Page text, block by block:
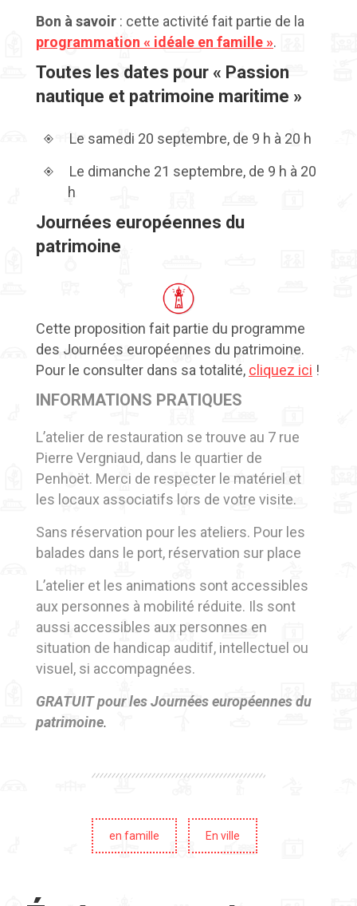
Bon à savoir : cette activité fait partie de la
programmation « idéale en famille ».
Toutes les dates pour « Passion
nautique et patrimoine maritime »
Le samedi 20 septembre, de 9 h à 20 h
Le dimanche 21 septembre, de 9 h à 20
h
Journées européennes du
patrimoine
Cette proposition fait partie du programme
des Journées européennes du patrimoine.
Pour le consulter dans sa totalité, cliquez ici !
INFORMATIONS PRATIQUES
L’atelier de restauration se trouve au 7 rue
Pierre Vergniaud, dans le quartier de
Penhoët. Merci de respecter le matériel et
les locaux associatifs lors de votre visite.
Sans réservation pour les ateliers. Pour les
balades dans le port, réservation sur place
L’atelier et les animations sont accessibles
aux personnes à mobilité réduite. Ils sont
aussi accessibles aux personnes en
situation de handicap auditif, intellectuel ou
visuel, si accompagnées.
GRATUIT pour les Journées européennes du
patrimoine.
en famille En ville